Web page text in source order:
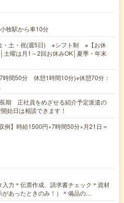
牧駅から車10分
・土・祝(週5日) ※シフト制 ※【お休
土曜は月1～2回お休みOK│夏季・年末
時間50分 休憩1時間10分)※休憩70分：
期 正社員をめざせる紹介予定派遣の
始日は相談できます！
】時給1500円×7時間50分×月21日＝
入力＊伝票作成、請求書チェック＊資材
があったときのみ！）＊備品の…